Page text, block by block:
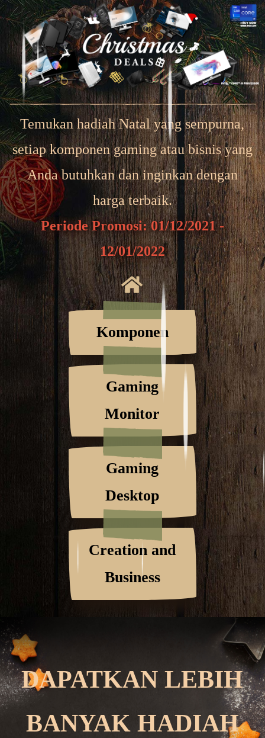
Temukan hadiah Natal yang sempurna,
setiap komponen gaming atau bisnis yang
Anda butuhkan dan inginkan dengan
harga terbaik.
Periode Promosi: 01/12/2021 -
12/01/2022
Komponen
Gaming
Monitor
Gaming
Desktop
Creation and
Business
DAPATKAN LEBIH
BANYAK HADIAH